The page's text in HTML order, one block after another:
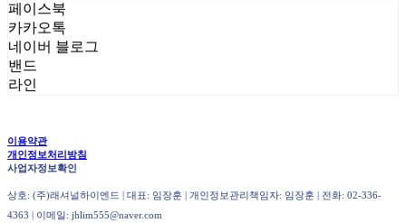
페이스북
카카오톡
네이버 블로그
밴드
라인
이용약관
개인정보처리방침
사업자정보확인
상호: (주)래셔널하이엔드 | 대표: 임장훈 | 개인정보관리책임자: 임장훈 | 전화: 02-336-
4363 | 이메일: jhlim555@naver.com